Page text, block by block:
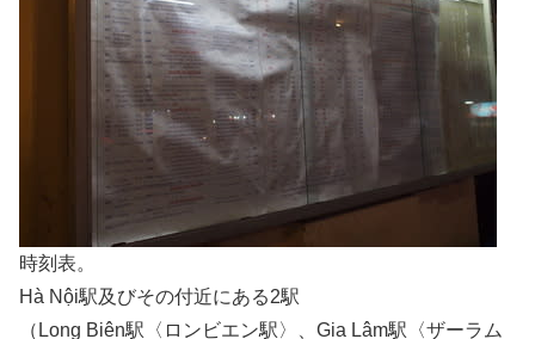
時刻表。
Hà Nội駅及びその付近にある2駅
（Long Biên駅〈ロンビエン駅〉、Gia Lâm駅〈ザーラム